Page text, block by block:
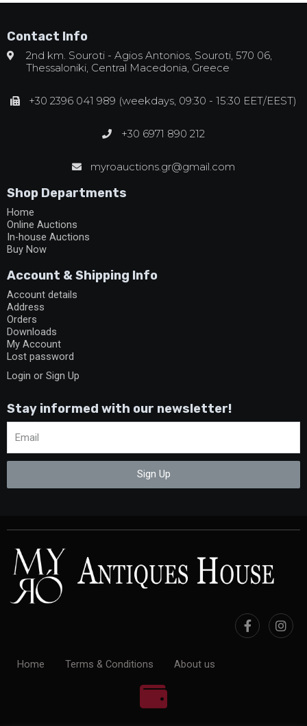
Contact Info
2nd km. Souroti - Agios Antonios, Souroti, 570 06,
Thessaloniki, Central Macedonia, Greece
+30 2396 041 989 (weekdays, 09:30 - 15:30 EET/EEST)
+30 6971 890 212
myroauctions.gr@gmail.com
Shop Departments
Home
Online Auctions
In-house Auctions
Buy Now
Account & Shipping Info
Account details
Address
Orders
Downloads
My Account
Lost password
Login or Sign Up
Stay informed with our newsletter!
Sign Up
Home Terms & Conditions About us